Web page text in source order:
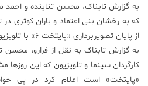
مجله
فرهنگی
و
هنری
به گزارش تابناک، محسن تنابنده و احمد
که به رخشان بنی اعتماد و باران کوثری
از پایان تصویربرداری «پایتخت ۶» با تلویزیون خداحافظی می کنند.
به گزارش تابناک به نقل از فرارو، محسن
کارگردان سینما و تلویزیون که این
«پایتخت» است اعلام کرد در پی